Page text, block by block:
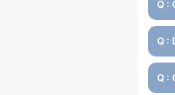
Q :
Q :
Q :